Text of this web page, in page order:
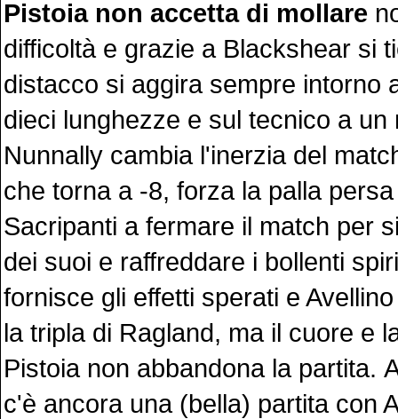
Pistoia non accetta di mollare
difficoltà e grazie a Blackshear si
distacco si aggira sempre intorno
dieci lunghezze e sul tecnico a un
Nunnally cambia l'inerzia del
che torna a -8, forza la palla
Sacripanti a fermare il match per
dei suoi e raffreddare i bollenti
fornisce gli effetti sperati e
la tripla di Ragland, ma il cuore e
Pistoia non abbandona la partita.
c'è ancora una (bella) partita con